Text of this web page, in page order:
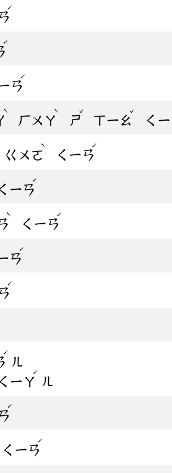
ˊ
ˊ
ㄢ
ˊ
ˋ
ㄏㄨㄚ
ˋ
ㄕ
ˇ
ㄒㄧㄠ
ˇ
ㄑ
ㄍㄨㄛ
ˋ
ㄑㄧㄢ
ˊ
ㄧㄢ
ˊ
ˋ
ㄑㄧㄢ
ˊ
ㄢ
ˊ
ˊ
ˊ
ㄦ
ㄑㄧㄚ
ˊ
ㄦ
ˊ
ㄑㄧㄢ
ˊ